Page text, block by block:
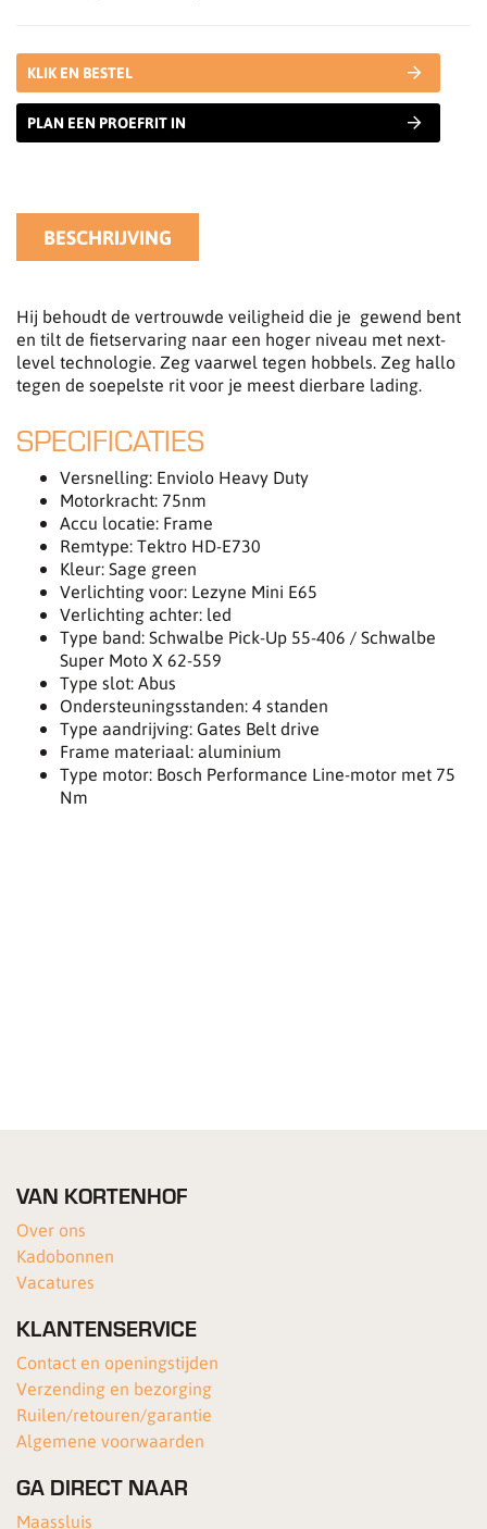
KLIK EN BESTEL
PLAN EEN PROEFRIT IN
BESCHRIJVING
Hij behoudt de vertrouwde veiligheid die je gewend bent
en tilt de fietservaring naar een hoger niveau met next-
level technologie. Zeg vaarwel tegen hobbels. Zeg hallo
tegen de soepelste rit voor je meest dierbare lading.
SPECIFICATIES
Versnelling: Enviolo Heavy Duty
Motorkracht: 75nm
Accu locatie: Frame
Remtype: Tektro HD-E730
Kleur: Sage green
Verlichting voor: Lezyne Mini E65
Verlichting achter: led
Type band: Schwalbe Pick-Up 55-406 / Schwalbe
Super Moto X 62-559
Type slot: Abus
Ondersteuningsstanden: 4 standen
Type aandrijving: Gates Belt drive
Frame materiaal: aluminium
Type motor: Bosch Performance Line-motor met 75
Nm
VAN KORTENHOF
Over ons
Kadobonnen
Vacatures
KLANTENSERVICE
Contact en openingstijden
Verzending en bezorging
Ruilen/retouren/garantie
Algemene voorwaarden
GA DIRECT NAAR
Maassluis